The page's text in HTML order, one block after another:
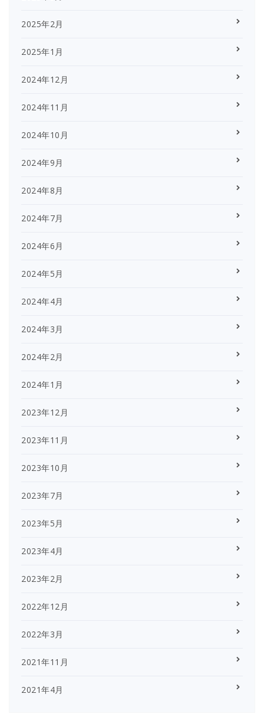
2025年2月
2025年1月
2024年12月
2024年11月
2024年10月
2024年9月
2024年8月
2024年7月
2024年6月
2024年5月
2024年4月
2024年3月
2024年2月
2024年1月
2023年12月
2023年11月
2023年10月
2023年7月
2023年5月
2023年4月
2023年2月
2022年12月
2022年3月
2021年11月
2021年4月